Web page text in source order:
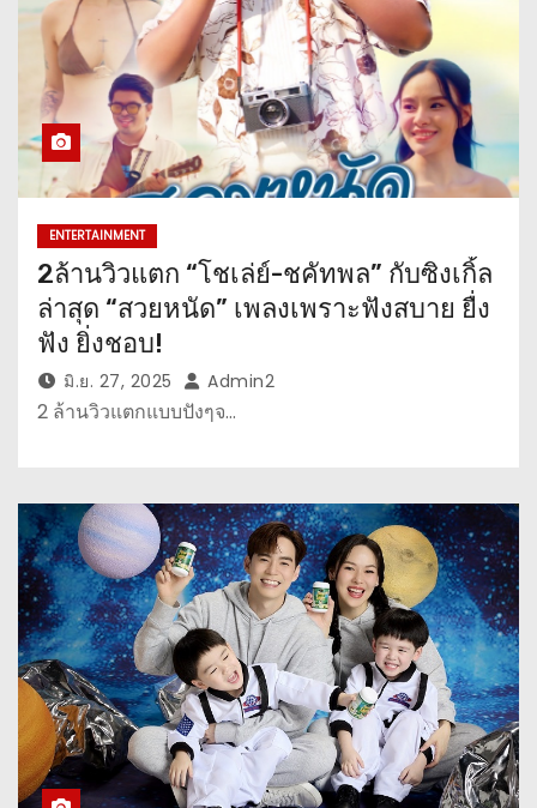
ENTERTAINMENT
2ล้านวิวแตก “โชเล่ย์-ชคัทพล” กับซิงเกิ้ล
ล่าสุด “สวยหนัด” เพลงเพราะฟังสบาย ยื่ง
ฟัง ยิ่งชอบ!
มิ.ย. 27, 2025 Admin2
2 ล้านวิวแตกแบบปังๆจ…